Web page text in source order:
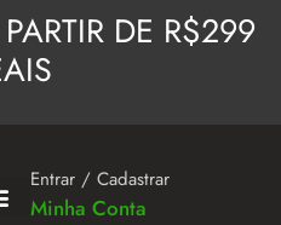
DE R$299
Entrar / Cadastrar
Minha Conta